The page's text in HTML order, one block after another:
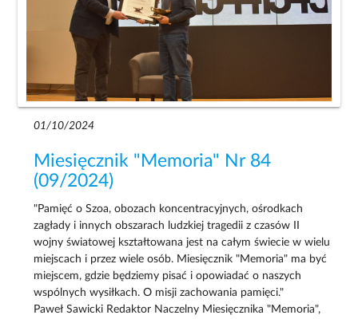
01/10/2024
Miesięcznik "Memoria" Nr 84
(09/2024)
"Pamięć o Szoa, obozach koncentracyjnych, ośrodkach
zagłady i innych obszarach ludzkiej tragedii z czasów II
wojny światowej kształtowana jest na całym świecie w wielu
miejscach i przez wiele osób. Miesięcznik "Memoria" ma być
miejscem, gdzie będziemy pisać i opowiadać o naszych
wspólnych wysiłkach. O misji zachowania pamięci."
Paweł Sawicki Redaktor Naczelny Miesięcznika "Memoria",